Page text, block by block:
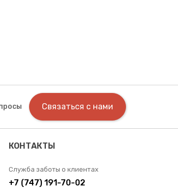
Связаться с нами
КОНТАКТЫ
Служба заботы о клиентах
+7 (747) 191-70-02